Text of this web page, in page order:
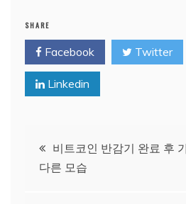
SHARE
Facebook Twitter
Linkedin
글
탐
비트코인 반감기 완료 후
다른 모습